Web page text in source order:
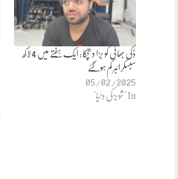
ڈکی بھائی کو بڑا دھچکا : ایک ہفتے میں 4 لاکھ
سبسکرائبر کم ہوگئے
05/02/2025
In "شوبز کی دنیا"